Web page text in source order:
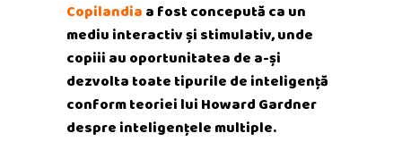
Copilandia a fost concepută ca un
mediu interactiv și stimulativ, unde
copiii au oportunitatea de a-și
dezvolta toate tipurile de inteligență
conform teoriei lui Howard Gardner
despre inteligențele multiple.